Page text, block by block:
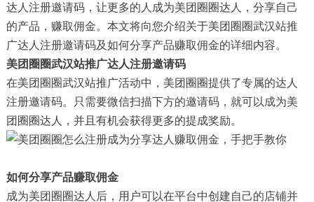
达人注册邀请码，让更多的人成为美团圈圈达人，分享自己
的产品，赚取佣金。本文将向您介绍关于美团圈圈武汉站推
广达人注册邀请码及如何分享产品赚取佣金的详细内容。
美团圈圈武汉站推广达人注册邀请码
在美团圈圈武汉站推广活动中，美团圈圈提供了专属的达人
注册邀请码。只需要微信扫描下方的邀请码，就可以成为美
团圈圈达人，并且有机会获得更多的提成奖励。
如何分享产品赚取佣金
成为美团圈圈达人后，用户可以在平台中创建自己的店铺并